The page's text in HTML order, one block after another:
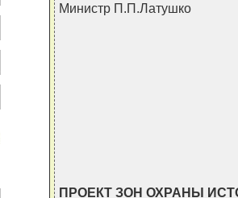
Министр П.П.Латушко
ПРОЕКТ ЗОН ОХРАНЫ